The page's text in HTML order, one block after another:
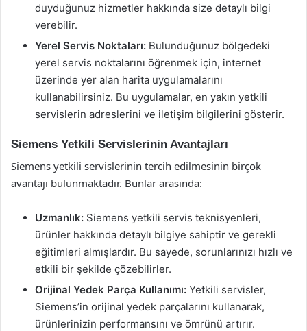
duyduğunuz hizmetler hakkında size detaylı bilgi
verebilir.
Yerel Servis Noktaları: Bulunduğunuz bölgedeki
yerel servis noktalarını öğrenmek için, internet
üzerinde yer alan harita uygulamalarını
kullanabilirsiniz. Bu uygulamalar, en yakın yetkili
servislerin adreslerini ve iletişim bilgilerini gösterir.
Siemens Yetkili Servislerinin Avantajları
Siemens yetkili servislerinin tercih edilmesinin birçok
avantajı bulunmaktadır. Bunlar arasında:
Uzmanlık: Siemens yetkili servis teknisyenleri,
ürünler hakkında detaylı bilgiye sahiptir ve gerekli
eğitimleri almışlardır. Bu sayede, sorunlarınızı hızlı ve
etkili bir şekilde çözebilirler.
Orijinal Yedek Parça Kullanımı: Yetkili servisler,
Siemens’in orijinal yedek parçalarını kullanarak,
ürünlerinizin performansını ve ömrünü artırır.